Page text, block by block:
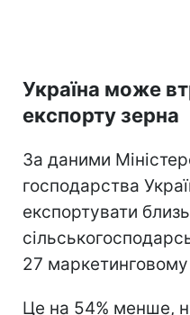
Україна може
експорту зерна
За даними
господарства
експортувати
27 маркетинговому
Це на 54% менше,